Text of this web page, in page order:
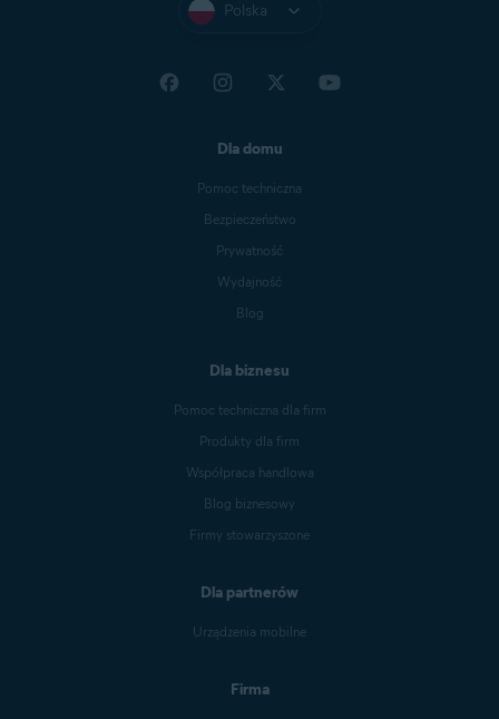
Polska
Dla domu
Pomoc techniczna
Bezpieczeństwo
Prywatność
Wydajność
Blog
Dla biznesu
Pomoc techniczna dla firm
Produkty dla firm
Współpraca handlowa
Blog biznesowy
Firmy stowarzyszone
Dla partnerów
Urządzenia mobilne
Firma